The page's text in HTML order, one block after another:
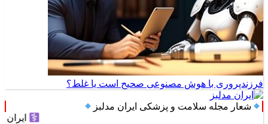
فرزندپروری با هوش مصنوعی صحیح است یا غلط؟
شعار مجله سلامت و پزشکی ایران مدلبز
ایران مدلبز؛